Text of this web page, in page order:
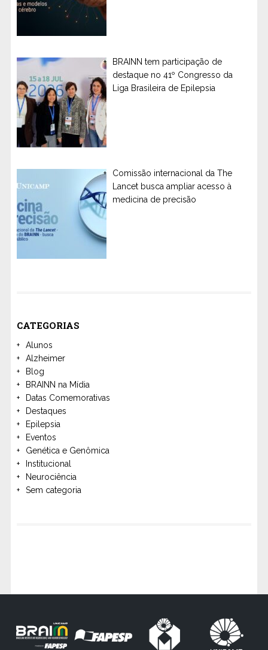
BRAINN tem participação de
destaque no 41º Congresso da
Liga Brasileira de Epilepsia
Comissão internacional da The
Lancet busca ampliar acesso à
medicina de precisão
CATEGORIAS
Alunos
Alzheimer
Blog
BRAINN na Mídia
Datas Comemorativas
Destaques
Epilepsia
Eventos
Genética e Genômica
Institucional
Neurociência
Sem categoria